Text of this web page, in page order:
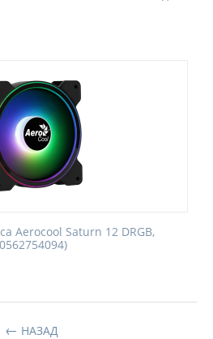
Aerocool Saturn 12 DRGB,
НАЗАД